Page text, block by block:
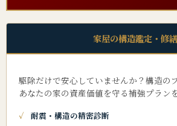
家屋の構造鑑定・修繕
駆除だけで安心していませんか？構造の
あなたの家の資産価値を守る補強プラン
耐震・構造の精密診断